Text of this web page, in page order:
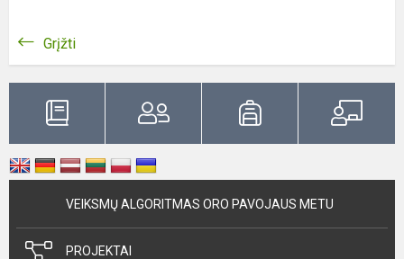
Grįžti
VEIKSMŲ ALGORITMAS ORO PAVOJAUS METU
PROJEKTAI